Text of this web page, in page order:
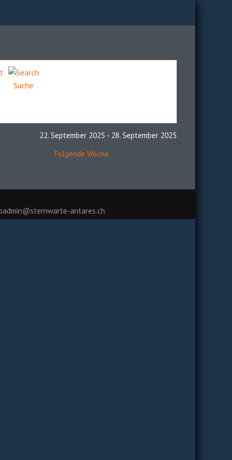
Suche
22. September 2025 - 28. September 2025
Folgende Woche
antares.ch